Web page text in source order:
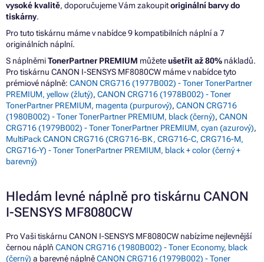
vysoké kvalitě, doporučujeme Vám zakoupitoriginální barvy do
tiskárny.
Pro tuto tiskárnu máme v nabídce 9 kompatibilních náplní a 7
originálních náplní.
S náplněmiTonerPartner PREMIUM můžeteušetřit až 80% nákladů.
Pro tiskárnu CANON I-SENSYS MF8080CW máme v nabídce tyto
prémiové náplně: CANON CRG716 (1977B002) - Toner TonerPartner
PREMIUM, yellow (žlutý), CANON CRG716 (1978B002) - Toner
TonerPartner PREMIUM, magenta (purpurový), CANON CRG716
(1980B002) - Toner TonerPartner PREMIUM, black (černý), CANON
CRG716 (1979B002) - Toner TonerPartner PREMIUM, cyan (azurový),
MultiPack CANON CRG716 (CRG716-BK, CRG716-C, CRG716-M,
CRG716-Y) - Toner TonerPartner PREMIUM, black + color (černý +
barevný)
Hledám levné náplně pro tiskárnu CANON
I-SENSYS MF8080CW
Pro Vaši tiskárnu CANON I-SENSYS MF8080CW nabízíme nejlevnější
černou náplň CANON CRG716 (1980B002) - Toner Economy, black
(černý) a barevné náplněCANON CRG716 (1979B002) - Toner